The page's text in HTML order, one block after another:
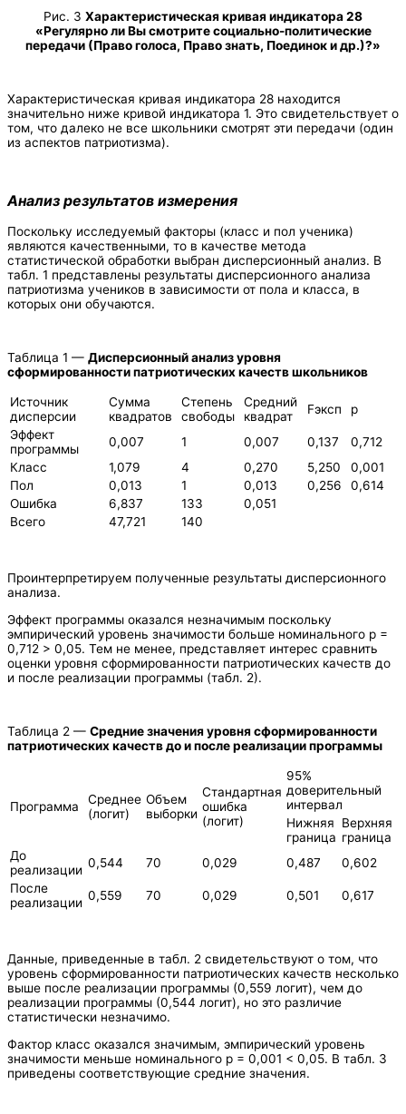
Рис. 3 Характеристическая кривая индикатора 28
«Регулярно ли Вы смотрите социально-политические
передачи (Право голоса, Право знать, Поединок и др.)?»
Характеристическая кривая индикатора 28 находится
значительно ниже кривой индикатора 1. Это свидетельствует о
том, что далеко не все школьники смотрят эти передачи (один
из аспектов патриотизма).
Анализ результатов измерения
Поскольку исследуемый факторы (класс и пол ученика)
являются качественными, то в качестве метода
статистической обработки выбран дисперсионный анализ. В
табл. 1 представлены результаты дисперсионного анализа
патриотизма учеников в зависимости от пола и класса, в
которых они обучаются.
Таблица 1 — Дисперсионный анализ уровня
сформированности патриотических качеств школьников
Источник
дисперсии
Сумма
квадратов
Степень
свободы
Средний
квадрат
Fэксп
р
Эффект
программы
0,007 1 0,007 0,137
0,712
Класс
1,079 4 0,270 5,250
0,001
Пол
0,013 1 0,013 0,256
0,614
Ошибка
6,837 133
0,051
Всего
47,721 140
Проинтерпретируем полученные результаты дисперсионного
анализа.
Эффект программы оказался незначимым поскольку
эмпирический уровень значимости больше номинального р =
0,712 > 0,05. Тем не менее, представляет интерес сравнить
оценки уровня сформированности патриотических качеств до
и после реализации программы (табл. 2).
Таблица 2 — Средние значения уровня сформированности
патриотических качеств до и после реализации программы
Программа
Среднее
(логит)
Объем
выборки
Стандартная
ошибка
(логит)
95%
доверительный
интервал
Нижняя
граница
Верхняя
граница
До
реализации 0,544 70 0,029 0,487
0,602
После
реализации 0,559 70 0,029 0,501 0,617
Данные, приведенные в табл. 2 свидетельствуют о том, что
уровень сформированности патриотических качеств несколько
выше после реализации программы (0,559 логит), чем до
реализации программы (0,544 логит), но это различие
статистически незначимо.
Фактор класс оказался значимым, эмпирический уровень
значимости меньше номинального р = 0,001 < 0,05. В табл. 3
приведены соответствующие средние значения.